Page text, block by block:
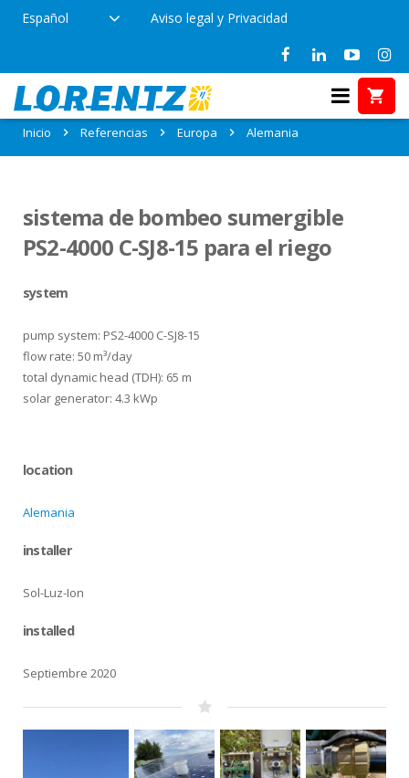
Español Aviso legal y Privacidad
Referencias en Alemania
Inicio Referencias Europa Alemania
sistema de bombeo sumergible
PS2-4000 C-SJ8-15 para el riego
system
pump system: PS2-4000 C-SJ8-15
flow rate: 50 m³/day
total dynamic head (TDH): 65 m
solar generator: 4.3 kWp
location
Alemania
installer
Sol-Luz-Ion
installed
Septiembre 2020